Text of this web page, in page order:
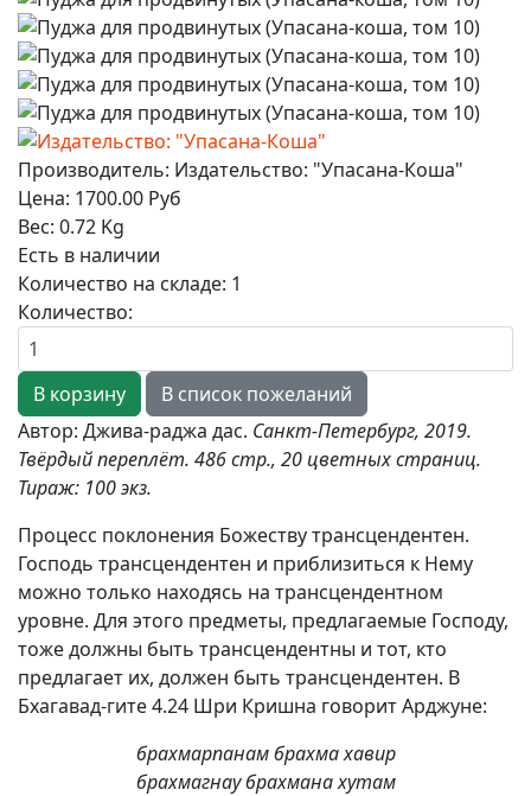
Производитель: Издательство: "Упасана-Коша"
Цена: 1700.00 Руб
Вес: 0.72 Kg
Есть в наличии
Количество на складе: 1
Количество:
Автор: Джива-раджа дас. Санкт-Петербург, 2019.
Твёрдый переплёт. 486 стр., 20 цветных страниц.
Тираж: 100 экз.
Процесс поклонения Божеству трансцендентен.
Господь трансцендентен и приблизиться к Нему
можно только находясь на трансцендентном
уровне. Для этого предметы, предлагаемые Господу,
тоже должны быть трансцендентны и тот, кто
предлагает их, должен быть трансцендентен. В
Бхагавад-гите 4.24 Шри Кришна говорит Арджуне:
брахмарпанам брахма хавир
брахмагнау брахмана хутам